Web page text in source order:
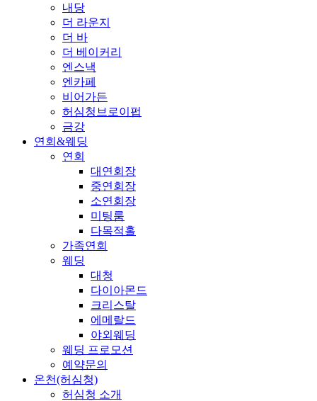
내당
더 라운지
더 바
더 베이커리
엔스낵
엔카페
비어가든
허심청브로이펍
금강
연회&웨딩
연회
대연회장
중연회장
소연회장
미팅룸
다목적홀
가족연회
웨딩
대청
다이아몬드
크리스탈
에메랄드
야외웨딩
웨딩 프로모션
예약문의
온천(허심청)
허심청 소개